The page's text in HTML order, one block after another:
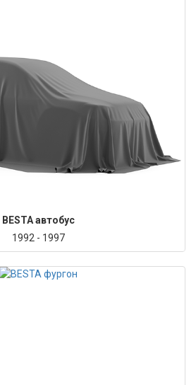
BESTA автобус
1992 - 1997